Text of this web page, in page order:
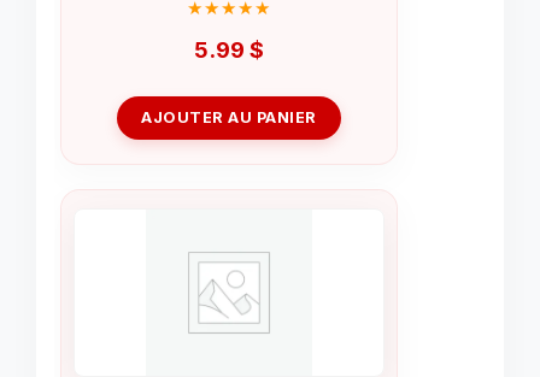
5.99 $
AJOUTER AU PANIER